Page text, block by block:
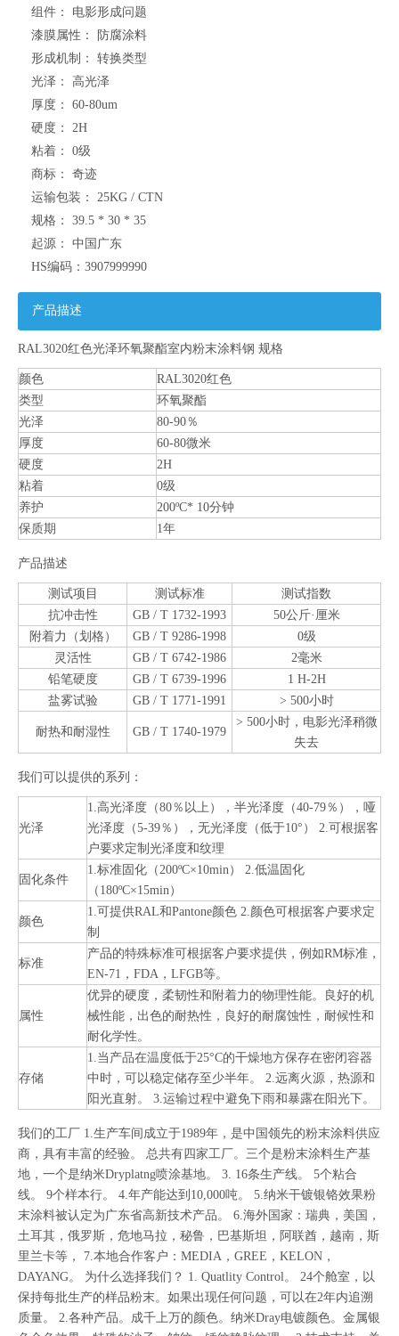
组件：
电影形成问题
漆膜属性：
防腐涂料
形成机制：
转换类型
光泽：
高光泽
厚度：
60-80um
硬度：
2H
粘着：
0级
商标：
奇迹
运输包装：
25KG / CTN
规格：
39.5 * 30 * 35
起源：
中国广东
HS编码： 3907999990
产品描述
RAL3020红色光泽环氧聚酯室内粉末涂料钢 规格
颜色
RAL3020红色
类型
环氧聚酯
光泽
80-90％
厚度
60-80微米
硬度
2H
粘着
0级
养护
200ºC* 10分钟
保质期
1年
产品描述
测试项目 测试标准
测试指数
抗冲击性
GB / T 1732-1993
50公斤·厘米
附着力（划格）
GB / T 9286-1998
0级
灵活性
GB / T 6742-1986
2毫米
铅笔硬度
GB / T 6739-1996
1 H-2H
盐雾试验
GB / T 1771-1991 > 500小时
耐热和耐湿性 GB / T 1740-1979
> 500小时，电影光泽稍微
失去
我们可以提供的系列：
光泽
1.高光泽度（80％以上），半光泽度（40-79％），哑
光泽度（5-39％），无光泽度（低于10°） 2.可根据客
户要求定制光泽度和纹理
固化条件
1.标准固化（200ºC×10min） 2.低温固化
（180ºC×15min）
颜色
1.可提供RAL和Pantone颜色 2.颜色可根据客户要求定
制
标准
产品的特殊标准可根据客户要求提供，例如RM标准，
EN-71，FDA，LFGB等。
属性
优异的硬度，柔韧性和附着力的物理性能。良好的机
械性能，出色的耐热性，良好的耐腐蚀性，耐候性和
耐化学性。
存储
1.当产品在温度低于25°C的干燥地方保存在密闭容器
中时，可以稳定储存至少半年。 2.远离火源，热源和
阳光直射。 3.运输过程中避免下雨和暴露在阳光下。
我们的工厂 1.生产车间成立于1989年，是中国领先的粉末涂料供应
商，具有丰富的经验。 总共有四家工厂。三个是粉末涂料生产基
地，一个是纳米Dryplatng喷涂基地。 3. 16条生产线。 5个粘合
线。 9个样本行。 4.年产能达到10,000吨。 5.纳米干镀银铬效果粉
末涂料被认定为广东省高新技术产品。 6.海外国家：瑞典，美国，
土耳其，俄罗斯，危地马拉，秘鲁，巴基斯坦，阿联酋，越南，斯
里兰卡等， 7.本地合作客户：MEDIA，GREE，KELON，
DAYANG。 为什么选择我们？ 1. Quatlity Control。 24个舱室，以
保持每批生产的样品粉末。如果出现任何问题，可以在2年内追溯
质量。 2.各种产品。成千上万的颜色。纳米Dray电镀颜色。金属银